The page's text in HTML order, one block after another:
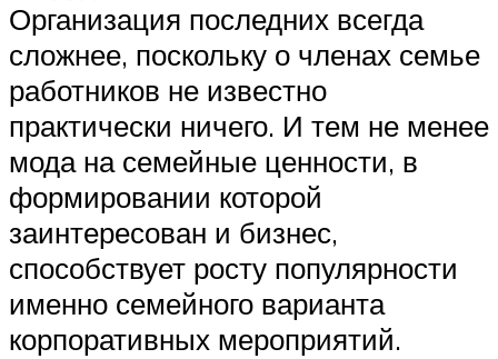
Организация последних всегда
сложнее, поскольку о членах семье
работников не известно
практически ничего. И тем не менее
мода на семейные ценности, в
формировании которой
заинтересован и бизнес,
способствует росту популярности
именно семейного варианта
корпоративных мероприятий.